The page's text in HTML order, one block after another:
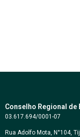
Conselho Regional de
03.617.694/0001-07
Rua Adolfo Mota, N°104,